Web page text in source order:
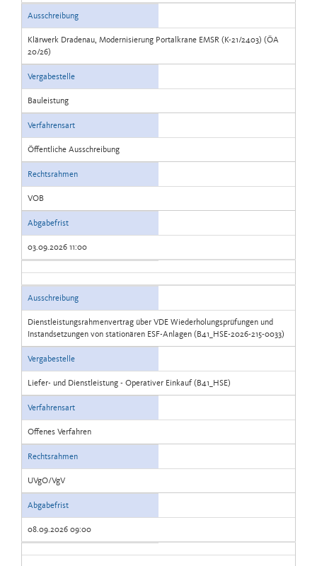
Ausschreibung
Klärwerk Dradenau, Modernisierung Portalkrane EMSR (K-21/2403) (ÖA
20/26)
Vergabestelle
Bauleistung
Verfahrensart
Öffentliche Ausschreibung
Rechtsrahmen
VOB
Abgabefrist
03.09.2026 11:00
Ausschreibung
Dienstleistungsrahmenvertrag über VDE Wiederholungsprüfungen und
Instandsetzungen von stationären ESF-Anlagen (B41_HSE-2026-215-0033)
Vergabestelle
Liefer- und Dienstleistung - Operativer Einkauf (B41_HSE)
Verfahrensart
Offenes Verfahren
Rechtsrahmen
UVgO/VgV
Abgabefrist
08.09.2026 09:00